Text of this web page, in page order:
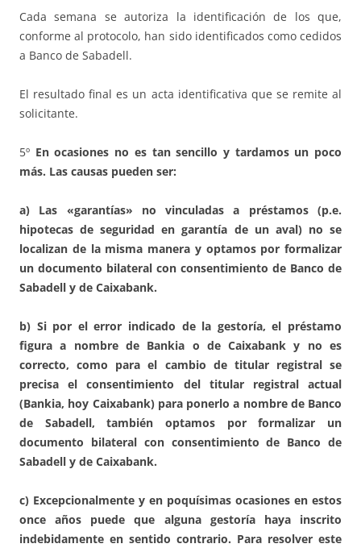
Cada semana se autoriza la identificación de los que,
conforme al protocolo, han sido identificados como cedidos
a Banco de Sabadell.
El resultado final es un acta identificativa que se remite al
solicitante.
5º En ocasiones no es tan sencillo y tardamos un poco
más. Las causas pueden ser:
a) Las «garantías» no vinculadas a préstamos (p.e.
hipotecas de seguridad en garantía de un aval) no se
localizan de la misma manera y optamos por formalizar
un documento bilateral con consentimiento de Banco de
Sabadell y de Caixabank.
b) Si por el error indicado de la gestoría, el préstamo
figura a nombre de Bankia o de Caixabank y no es
correcto, como para el cambio de titular registral se
precisa el consentimiento del titular registral actual
(Bankia, hoy Caixabank) para ponerlo a nombre de Banco
de Sabadell, también optamos por formalizar un
documento bilateral con consentimiento de Banco de
Sabadell y de Caixabank.
c) Excepcionalmente y en poquísimas ocasiones en estos
once años puede que alguna gestoría haya inscrito
indebidamente en sentido contrario. Para resolver este